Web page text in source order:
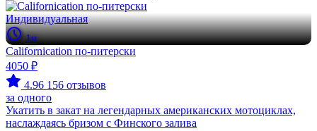
Индивидуальная
1ч
Californication по-питерски
4050 ₽
4.96 156 отзывов
за одного
Укатить в закат на легендарных американских мотоциклах,
наслаждаясь бризом с Финского залива